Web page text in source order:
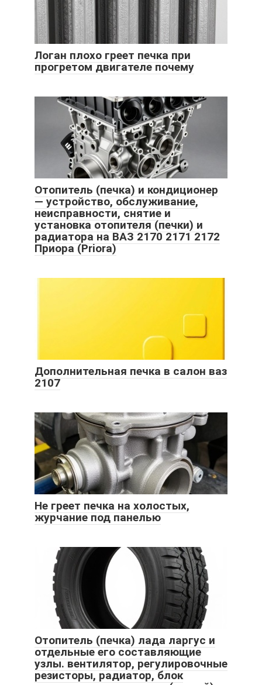
Логан плохо греет печка при
прогретом двигателе почему
Отопитель (печка) и кондиционер
— устройство, обслуживание,
неисправности, снятие и
установка отопителя (печки) и
радиатора на ВАЗ 2170 2171 2172
Приора (Priora)
Дополнительная печка в салон ваз
2107
Не греет печка на холостых,
журчание под панелью
Отопитель (печка) лада ларгус и
отдельные его составляющие
узлы. вентилятор, регулировочные
резисторы, радиатор, блок